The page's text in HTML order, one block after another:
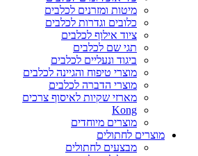
מיטות ומזרנים לכלבים
כלובים וגדרות לכלבים
ציוד אילוף לכלבים
תגי שם לכלבים
ביגוד ונעליים לכלבים
מוצרי טיפוח והגיינה לכלבים
מוצרי הדברה לכלבים
מארזי שקיות לאיסוף צרכים
Kong
מוצרים מיוחדים
מוצרים לחתולים
מבצעים לחתולים